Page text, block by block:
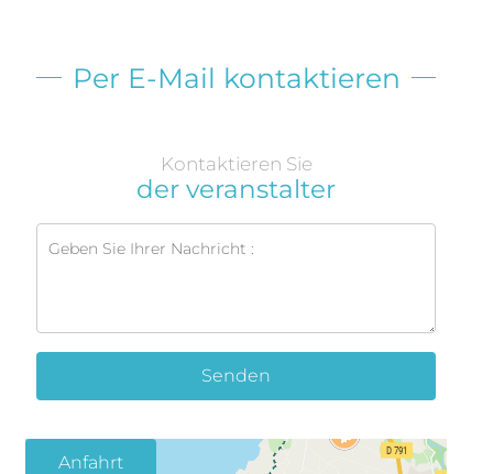
Per E-Mail kontaktieren
Kontaktieren Sie
der veranstalter
Senden
Anfahrt